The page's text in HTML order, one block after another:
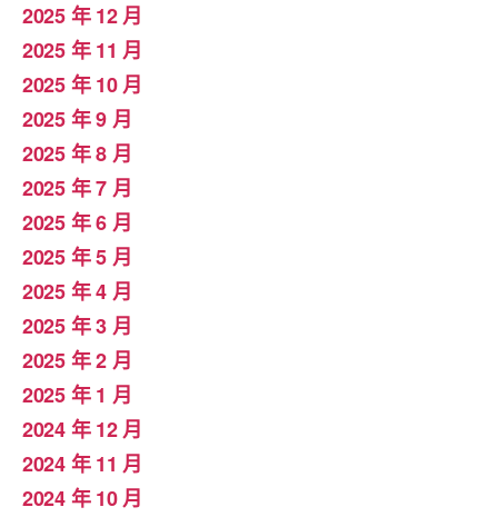
2025 年 12 月
2025 年 11 月
2025 年 10 月
2025 年 9 月
2025 年 8 月
2025 年 7 月
2025 年 6 月
2025 年 5 月
2025 年 4 月
2025 年 3 月
2025 年 2 月
2025 年 1 月
2024 年 12 月
2024 年 11 月
2024 年 10 月